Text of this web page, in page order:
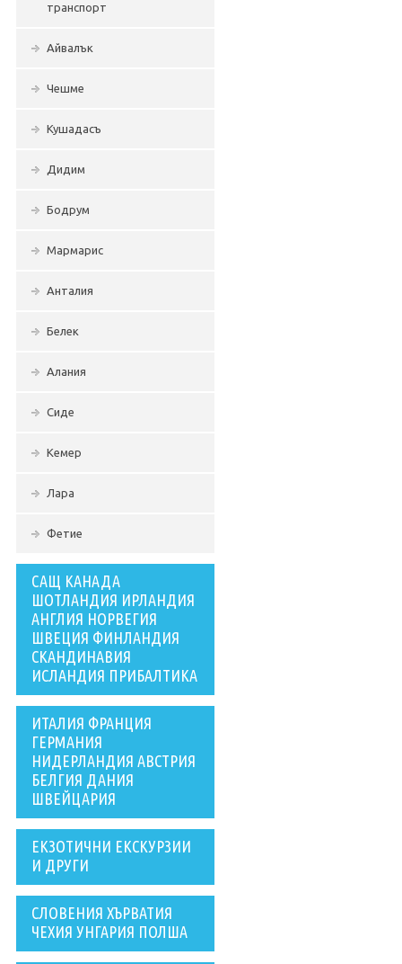
транспорт
Айвалък
Чешме
Кушадасъ
Дидим
Бодрум
Мармарис
Анталия
Белек
Алания
Сиде
Кемер
Лара
Фетие
САЩ КАНАДА
ШОТЛАНДИЯ ИРЛАНДИЯ
АНГЛИЯ НОРВЕГИЯ
ШВЕЦИЯ ФИНЛАНДИЯ
СКАНДИНАВИЯ
ИСЛАНДИЯ ПРИБАЛТИКА
ИТАЛИЯ ФРАНЦИЯ
ГЕРМАНИЯ
НИДЕРЛАНДИЯ АВСТРИЯ
БЕЛГИЯ ДАНИЯ
ШВЕЙЦАРИЯ
ЕКЗОТИЧНИ ЕКСКУРЗИИ
И ДРУГИ
СЛОВЕНИЯ ХЪРВАТИЯ
ЧЕХИЯ УНГАРИЯ ПОЛША